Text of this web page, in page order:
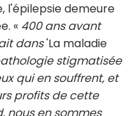
l'épilepsie demeure
« 400 ans avant
dans'La maladie
stigmatisée
qui en souffrent, et
profits de cette